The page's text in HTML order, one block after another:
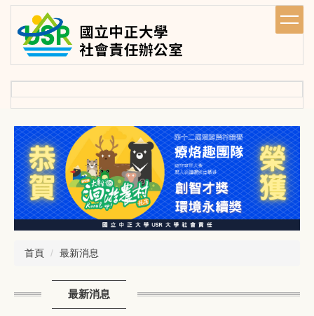
內
容
區
首頁 最新消息
最新消息